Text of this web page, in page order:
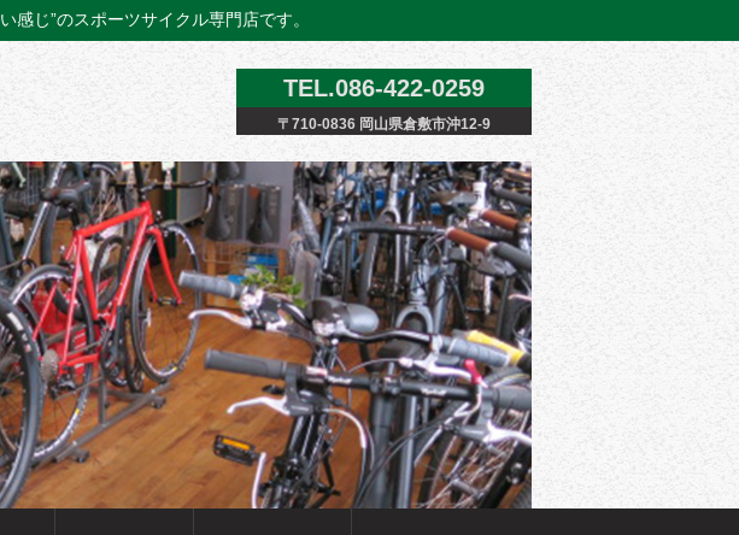
じ”のスポーツサイクル専門店です。
TEL.086-422-0259
〒710-0836 岡山県倉敷市沖12-9